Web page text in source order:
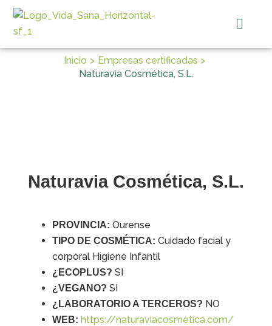
contenido
Menú
Inicio
Empresas certificadas
Naturavia Cosmética, S.L.
Naturavia Cosmética, S.L.
PROVINCIA: Ourense
TIPO DE COSMÉTICA: Cuidado facial y
corporal Higiene Infantil
¿ECOPLUS? SI
¿VEGANO? SI
¿LABORATORIO A TERCEROS? NO
WEB: https://naturaviacosmetica.com/